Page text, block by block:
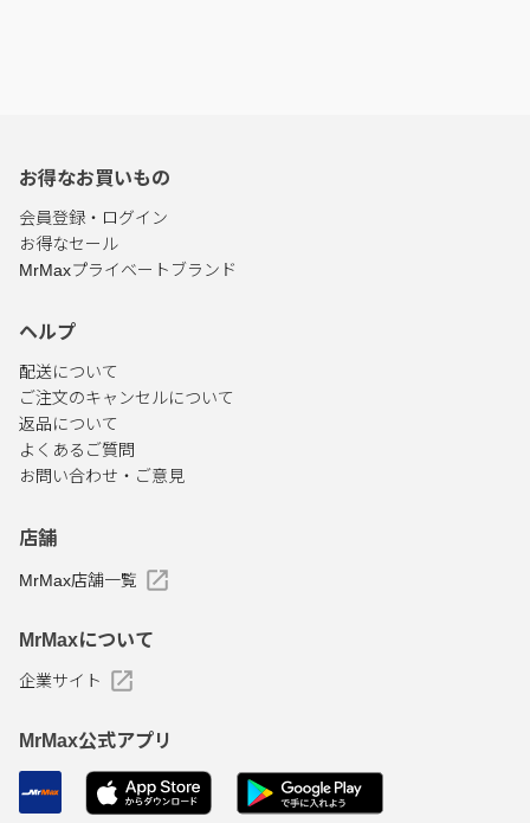
お得なお買いもの
会員登録・ログイン
お得なセール
MrMaxプライベートブランド
ヘルプ
配送について
ご注文のキャンセルについて
返品について
よくあるご質問
お問い合わせ・ご意見
店舗
MrMax店舗一覧
MrMaxについて
企業サイト
MrMax公式アプリ